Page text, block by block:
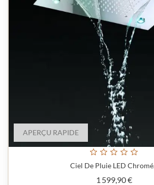
APERÇU RAPIDE
Ciel De Pluie LED
1 599,90 €Prix